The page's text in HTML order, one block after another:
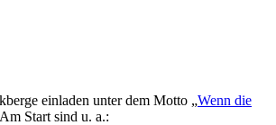
einladen unter dem Motto „Wenn die
Start sind u. a.: